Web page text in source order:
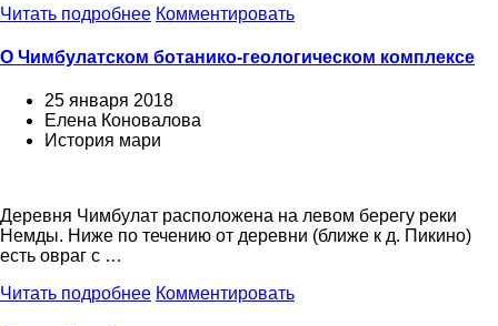
Читать подробнее Комментировать
О Чимбулатском ботанико-геологическом комплексе
25 января 2018
Елена Коновалова
История мари
Деревня Чимбулат расположена на левом берегу реки
Немды. Ниже по течению от деревни (ближе к д. Пикино)
есть овраг с …
Читать подробнее Комментировать